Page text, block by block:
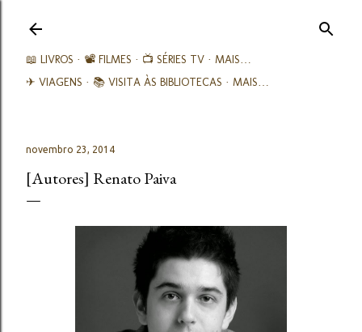
📖 LIVROS 📽️ FILMES 📺 SÉRIES TV
MAIS…
✈ VIAGENS
📚︎ VISITA ÀS BIBLIOTECAS MAIS…
novembro 23, 2014
[Autores] Renato Paiva